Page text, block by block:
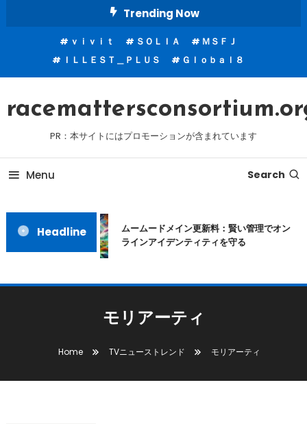
Trending Now
ｖｉｖｉｔ ＳＯＬＩＡ
ＭＳＦＪ
ＩＬＬＥＳＴ＿ＰＬＵＳ
Ｇｌｏｂａｌ８
PR：本サイトにはプロモーションが含まれています
Menu Search
Headline
ムームードメイン更新料：賢い管理でオン
ラインアイデンティティを守る
モリアーティ
Home TVニューストレンド モリアーティ